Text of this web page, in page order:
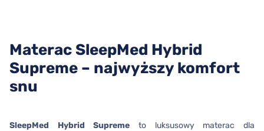
Materac SleepMed Hybrid
Supreme – najwyższy komfort
snu
SleepMed Hybrid Supreme to luksusowy materac dla